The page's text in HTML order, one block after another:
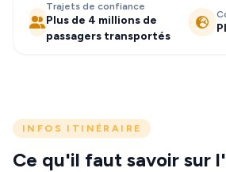
Trajets de confiance
Plus de 4 millions de
passagers transportés
INFOS ITINÉRAIRE
Ce qu'il faut savoir sur